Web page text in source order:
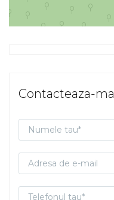
Contacteaza-ma